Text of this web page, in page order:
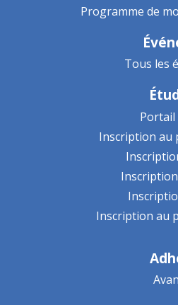
Programme de
Tous les
Inscription au
Inscription au